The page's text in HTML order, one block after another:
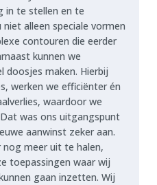
in te stellen en te
niet alleen speciale vormen
contouren die eerder
kunnen we
doosjes maken. Hierbij
werken we efficiënter én
waardoor we
was ons uitgangspunt
aanwinst zeker aan.
nog meer uit te halen,
toepassingen waar wij
gaan inzetten. Wij